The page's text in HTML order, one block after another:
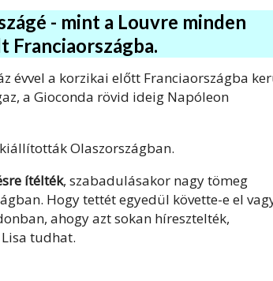
- mint a Louvre minden
Franciaországba.
évvel a korzikai előtt Franciaországba
a Gioconda rövid ideig Napóleon
Olaszországban.
ítélték, szabadulásakor nagy tömeg
Hogy tettét egyedül követte-e el
ahogy azt sokan híresztelték,
tudhat.